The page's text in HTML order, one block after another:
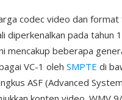
codec video dan
diperkenalkan pada tahun
mencakup beberapa
VC-1 oleh SMPTE di
ASF (Advanced